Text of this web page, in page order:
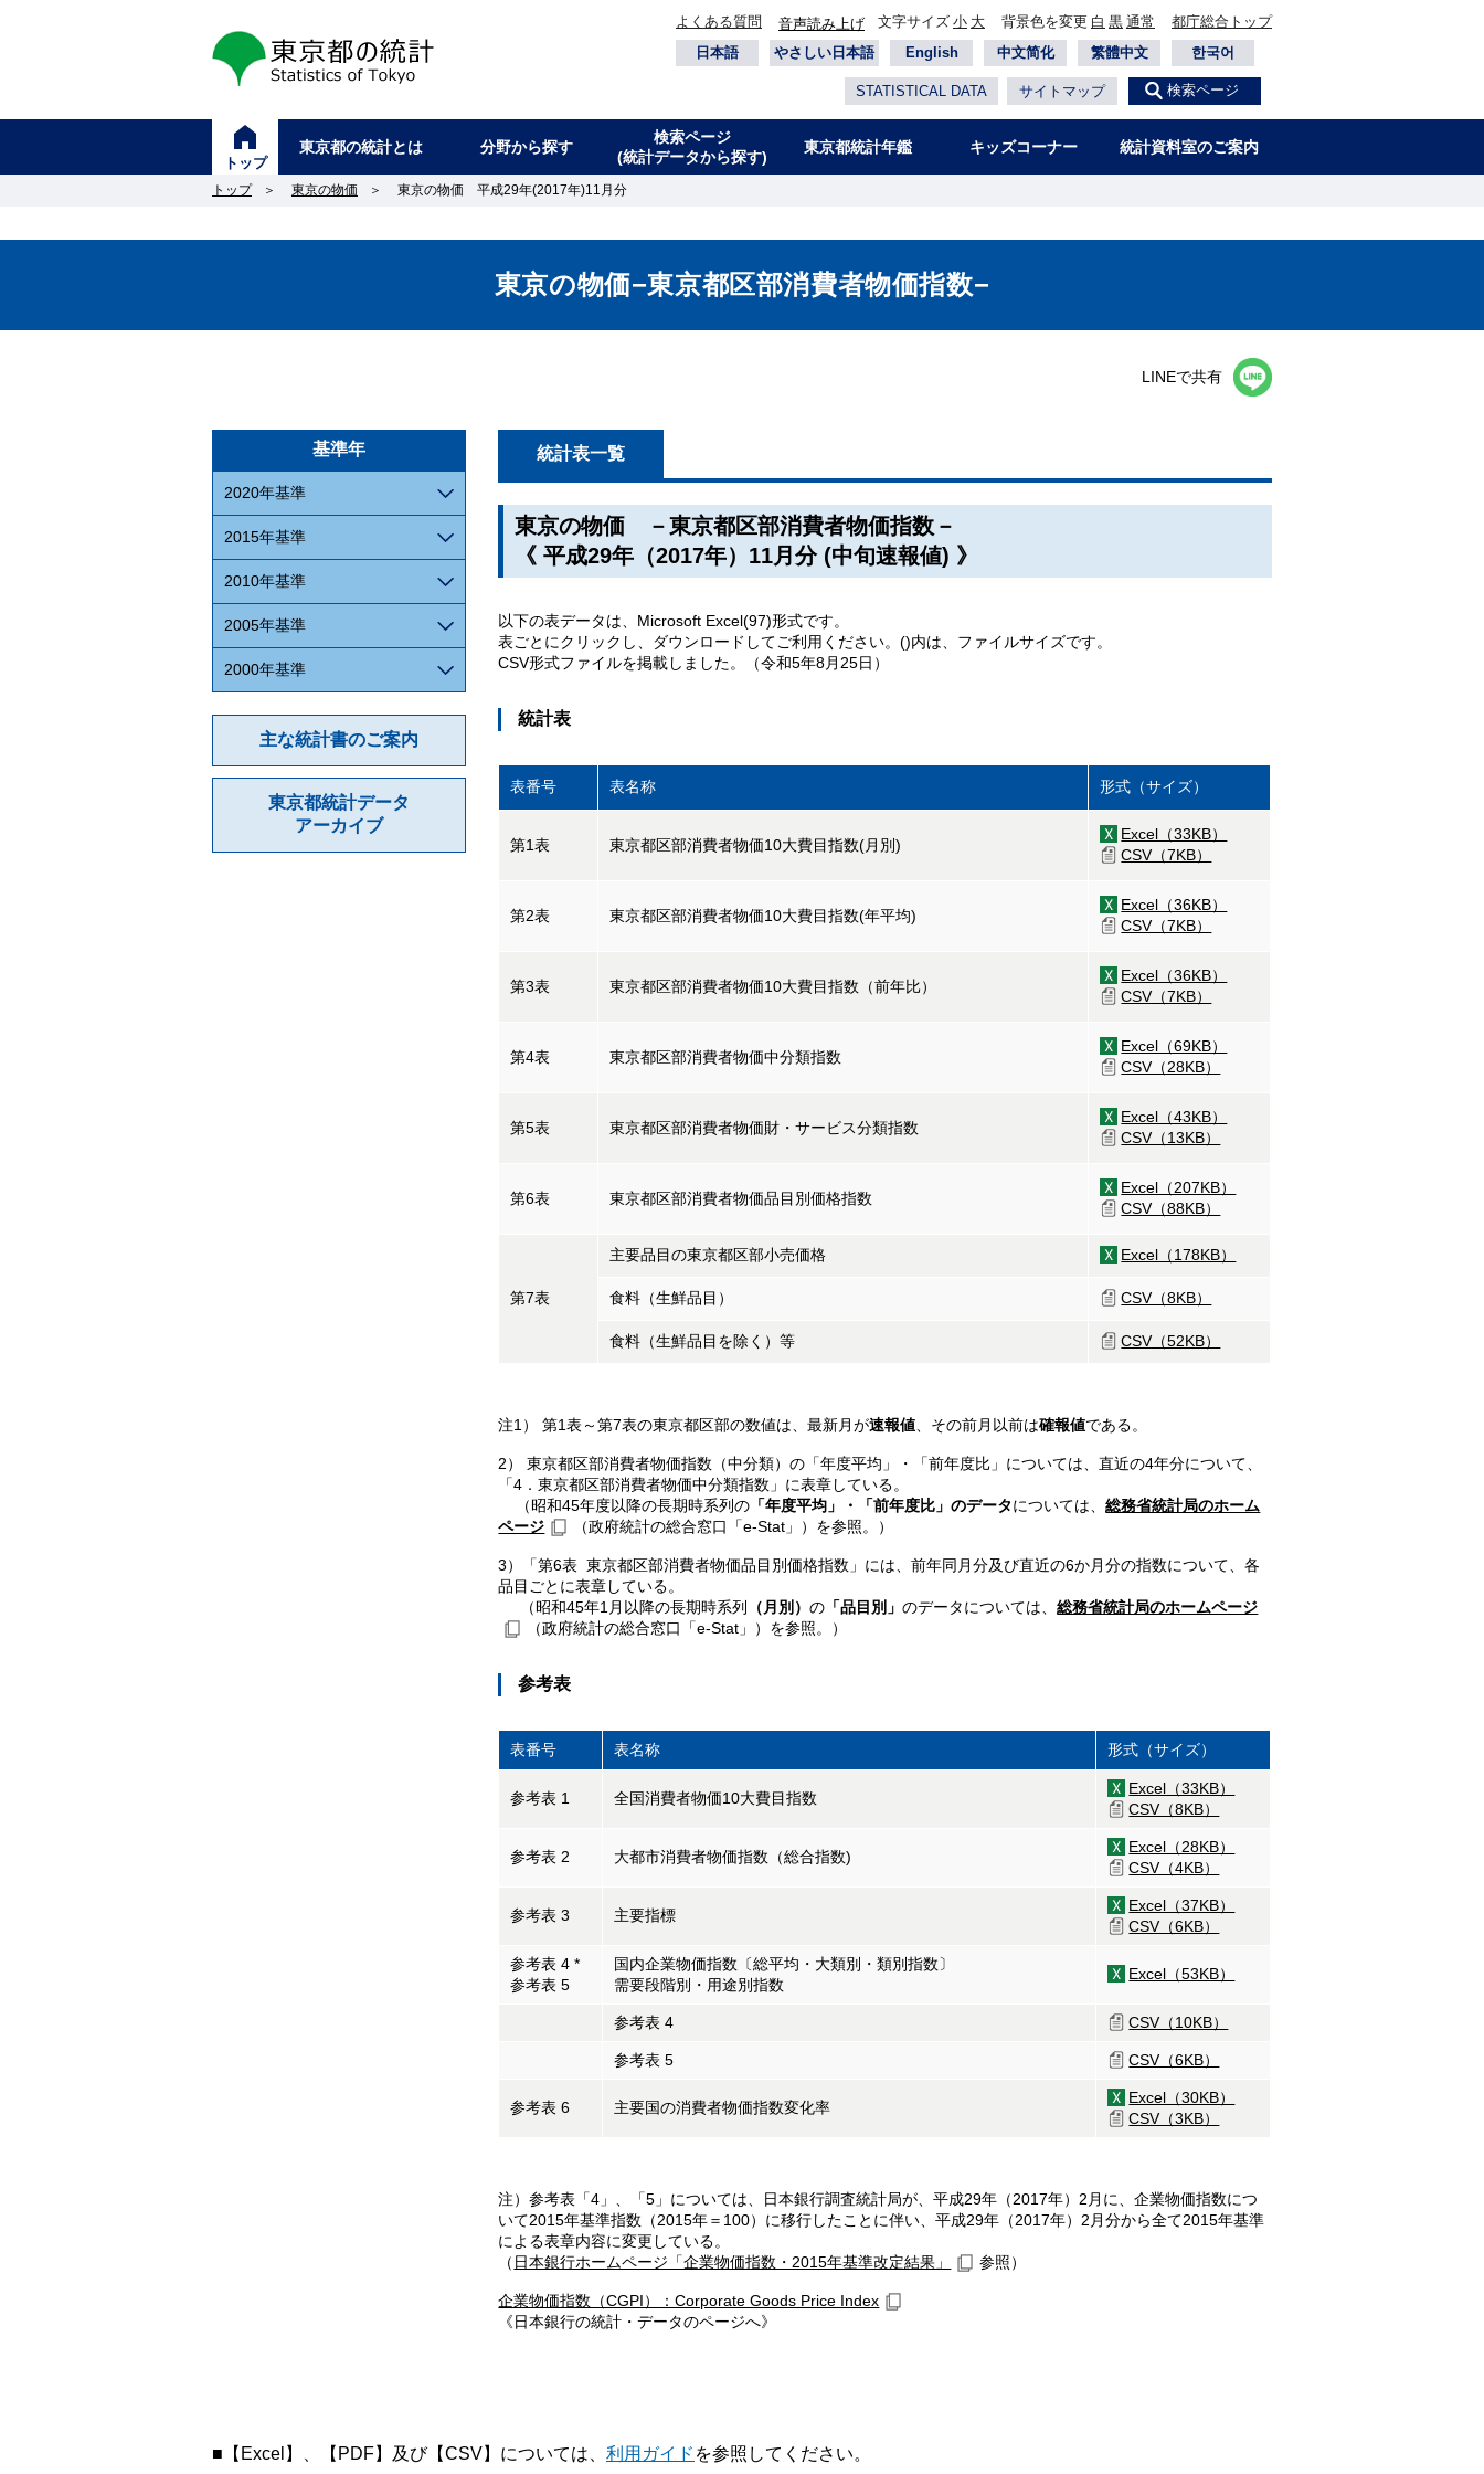
東京都の統計
よくある質問 音声読み上げ 文字サイズ 小 大 背景色を変更 白 黒 通常
都庁総合トップ
日本語
やさしい日本語 English 中文简化 繁體中文 한국어
STATISTICAL DATA サイトマップ 検索ページ
トップ
東京都の統計とは 分野から探す
検索ページ
(統計データから探す)
東京都統計年鑑 キッズコーナー 統計資料室のご案内
トップ ＞ 東京の物価 ＞ 東京の物価 平成29年(2017年)11月分
東京の物価−東京都区部消費者物価指数−
LINEで共有
基準年
2020年基準
2015年基準
2010年基準
2005年基準
2000年基準
主な統計書のご案内
東京都統計データ
アーカイブ
統計表一覧
東京の物価 －東京都区部消費者物価指数－
《 平成29年（2017年）11月分 (中旬速報値) 》
以下の表データは、Microsoft Excel(97)形式です。
表ごとにクリックし、ダウンロードしてご利用ください。()内は、ファイルサイズです。
CSV形式ファイルを掲載しました。（令和5年8月25日）
統計表
表番号 表名称 形式（サイズ）
第1表 東京都区部消費者物価10大費目指数(月別)
Excel（33KB）
CSV（7KB）
第2表 東京都区部消費者物価10大費目指数(年平均)
Excel（36KB）
CSV（7KB）
第3表 東京都区部消費者物価10大費目指数（前年比）
Excel（36KB）
CSV（7KB）
第4表 東京都区部消費者物価中分類指数
Excel（69KB）
CSV（28KB）
第5表 東京都区部消費者物価財・サービス分類指数
Excel（43KB）
CSV（13KB）
第6表 東京都区部消費者物価品目別価格指数
Excel（207KB）
CSV（88KB）
第7表
主要品目の東京都区部小売価格 Excel（178KB）
食料（生鮮品目） CSV（8KB）
食料（生鮮品目を除く）等 CSV（52KB）
注1） 第1表～第7表の東京都区部の数値は、最新月が速報値 、その前月以前は確報値である。
2） 東京都区部消費者物価指数（中分類）の「年度平均」・「前年度比」については、直近の4年分について、
「4．東京都区部消費者物価中分類指数」に表章している。
（昭和45年度以降の長期時系列の 「年度平均」・「前年度比」のデータについては、総務省統計局のホーム
ページ
（政府統計の総合窓口「e-Stat」）を参照。）
3）「第6表 東京都区部消費者物価品目別価格指数」には、前年同月分及び直近の6か月分の指数について、各
品目ごとに表章している。
（昭和45年1月以降の長期時系列
（月別）の 「品目別」のデータについては、総務省統計局のホームページ
（政府統計の総合窓口「e-Stat」）を参照。）
参考表
表番号 表名称 形式（サイズ）
参考表 1 全国消費者物価10大費目指数
Excel（33KB）
CSV（8KB）
参考表 2 大都市消費者物価指数（総合指数)
Excel（28KB）
CSV（4KB）
参考表 3 主要指標
Excel（37KB）
CSV（6KB）
参考表 4 *
参考表 5
国内企業物価指数〔総平均・大類別・類別指数〕
需要段階別・用途別指数
Excel（53KB）
参考表 4 CSV（10KB）
参考表 5 CSV（6KB）
参考表 6 主要国の消費者物価指数変化率
Excel（30KB）
CSV（3KB）
注）参考表「4」、「5」については、日本銀行調査統計局が、平成29年（2017年）2月に、企業物価指数につ
いて2015年基準指数（2015年＝100）に移行したことに伴い、平成29年（2017年）2月分から全て2015年基準
による表章内容に変更している。
（ 日本銀行ホームページ「企業物価指数・2015年基準改定結果」 参照）
企業物価指数（CGPI）：Corporate Goods Price Index
《日本銀行の統計・データのページへ》
■【Excel】、【PDF】及び【CSV】については、 利用ガイド を参照してください。